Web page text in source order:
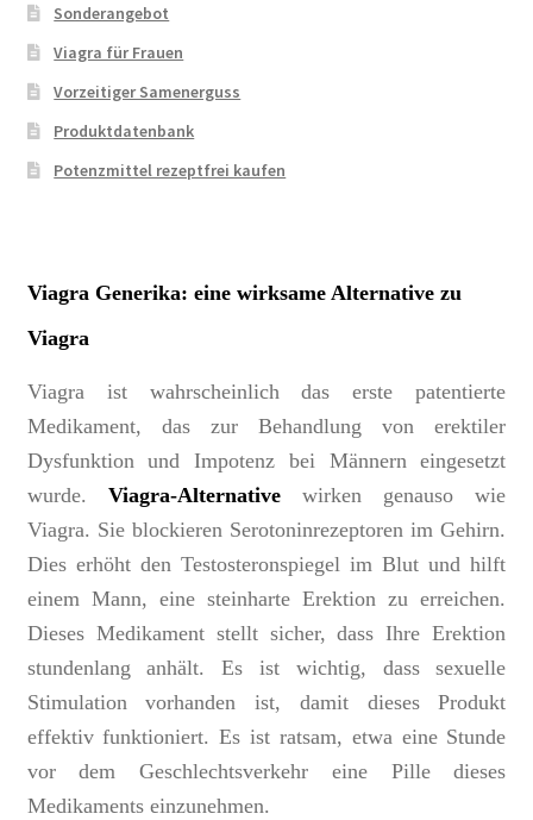
Sonderangebot
Viagra für Frauen
Vorzeitiger Samenerguss
Produktdatenbank
Potenzmittel rezeptfrei kaufen
Viagra Generika: eine wirksame Alternative zu
Viagra
Viagra ist wahrscheinlich das erste patentierte
Medikament, das zur Behandlung von erektiler
Dysfunktion und Impotenz bei Männern eingesetzt
wurde. Viagra-Alternativewirken genauso wie
Viagra. Sie blockieren Serotoninrezeptoren im Gehirn.
Dies erhöht den Testosteronspiegel im Blut und hilft
einem Mann, eine steinharte Erektion zu erreichen.
Dieses Medikament stellt sicher, dass Ihre Erektion
stundenlang anhält. Es ist wichtig, dass sexuelle
Stimulation vorhanden ist, damit dieses Produkt
effektiv funktioniert. Es ist ratsam, etwa eine Stunde
vor dem Geschlechtsverkehr eine Pille dieses
Medikaments einzunehmen.